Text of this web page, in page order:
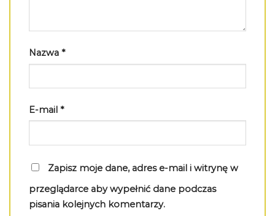
Nazwa *
E-mail *
Zapisz moje dane, adres e-mail i witrynę w
przeglądarce aby wypełnić dane podczas
pisania kolejnych komentarzy.